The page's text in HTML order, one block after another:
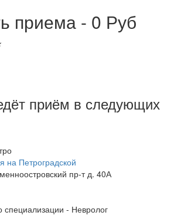
приема - 0 Руб
приём в следующих
на Петроградской
пр-т д. 40А
- Невролог